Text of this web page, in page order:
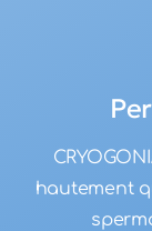
hautement